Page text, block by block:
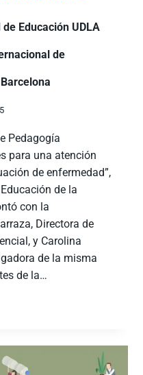
Educación UDLA
de
Pedagogía
para una atención
de enfermedad”,
de la
con la
Directora de
y Carolina
de la misma
de la…